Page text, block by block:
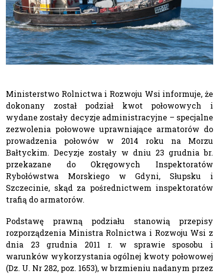
Ministerstwo Rolnictwa i Rozwoju Wsi informuje, że
dokonany został podział kwot połowowych i
wydane zostały decyzje administracyjne – specjalne
zezwolenia połowowe uprawniające armatorów do
prowadzenia połowów w 2014 roku na Morzu
Bałtyckim. Decyzje zostały w dniu 23 grudnia br.
przekazane do Okręgowych Inspektoratów
Rybołówstwa Morskiego w Gdyni, Słupsku i
Szczecinie, skąd za pośrednictwem inspektoratów
trafią do armatorów.
Podstawę prawną podziału stanowią przepisy
rozporządzenia Ministra Rolnictwa i Rozwoju Wsi z
dnia 23 grudnia 2011 r. w sprawie sposobu i
warunków wykorzystania ogólnej kwoty połowowej
(Dz. U. Nr 282, poz. 1653), w brzmieniu nadanym przez